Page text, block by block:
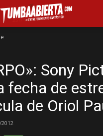
Sony
fecha de
de Oriol